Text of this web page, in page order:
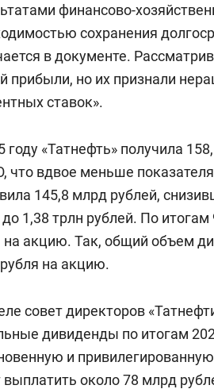
финансово-
сохранения
в документе.
прибыли, но их признали
ставок».
году «Татнефть» получила
вдвое меньше
145,8 млрд рублей,
до 1,38 трлн рублей. По
на акцию. Так, общий объем
на акцию.
совет директоров
дивиденды по итогам
и
выплатить около 78 млрд